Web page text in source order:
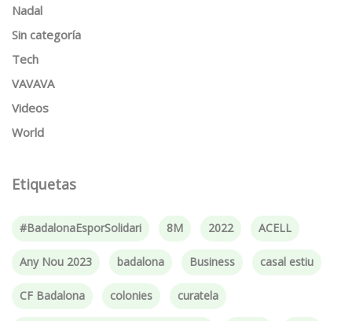
Nadal
Sin categoría
Tech
VAVAVA
Videos
World
Etiquetas
#BadalonaEsporSolidari 8M 2022 ACELL
Any Nou 2023 badalona Business casal estiu
CF Badalona colonies curatela